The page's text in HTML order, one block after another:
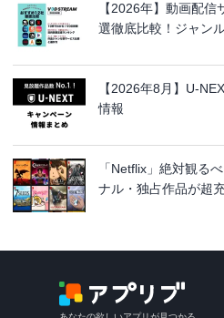
【2026年】動画配
選徹底比較！ジャン
【2026年8月】U-
情報
「Netflix」絶対観る
ナル・独占作品が超